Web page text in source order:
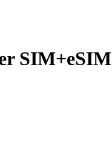
SIM+eSIM